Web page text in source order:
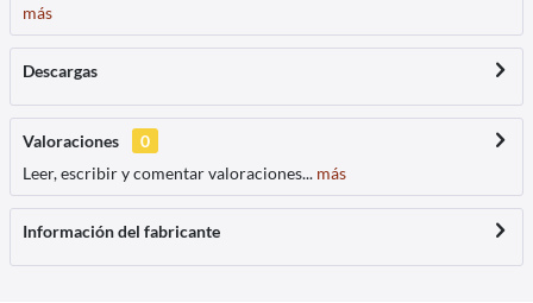
más
Descargas
Valoraciones
0
Leer, escribir y comentar valoraciones... más
Información del fabricante